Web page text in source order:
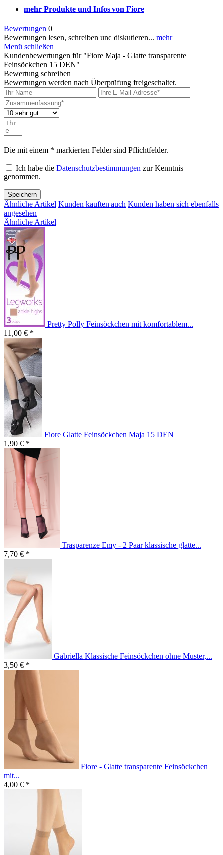
mehr Produkte und Infos von Fiore
Bewertungen 0
Bewertungen lesen, schreiben und diskutieren... mehr
Menü schließen
Kundenbewertungen für "Fiore Maja - Glatte transparente
Feinsöckchen 15 DEN"
Bewertung schreiben
Bewertungen werden nach Überprüfung freigeschaltet.
Die mit einem * markierten Felder sind Pflichtfelder.
Ich habe die Datenschutzbestimmungen zur Kenntnis
genommen.
Speichern
Ähnliche Artikel Kunden kauften auch Kunden haben sich ebenfalls
angesehen
Ähnliche Artikel
Pretty Polly Feinsöckchen mit komfortablem...
11,00 € *
Fiore Glatte Feinsöckchen Maja 15 DEN
1,90 € *
Trasparenze Emy - 2 Paar klassische glatte...
7,70 € *
Gabriella Klassische Feinsöckchen ohne Muster,...
3,50 € *
Fiore - Glatte transparente Feinsöckchen
mit...
4,00 € *